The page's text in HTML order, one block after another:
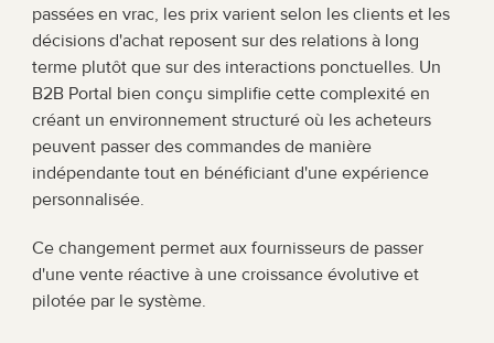
passées en vrac, les prix varient selon les clients et les
décisions d'achat reposent sur des relations à long
terme plutôt que sur des interactions ponctuelles. Un
B2B Portal bien conçu simplifie cette complexité en
créant un environnement structuré où les acheteurs
peuvent passer des commandes de manière
indépendante tout en bénéficiant d'une expérience
personnalisée.
Ce changement permet aux fournisseurs de passer
d'une vente réactive à une croissance évolutive et
pilotée par le système.